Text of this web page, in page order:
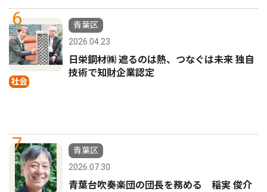
6
社会
青葉区
2026.04.23
日栄鋼材㈱ 遮るのは熱、つなぐは未来 独自
技術で知財企業認定
7
青葉区
2026.07.30
青葉台吹奏楽団の団長を務める 稲実 俊介